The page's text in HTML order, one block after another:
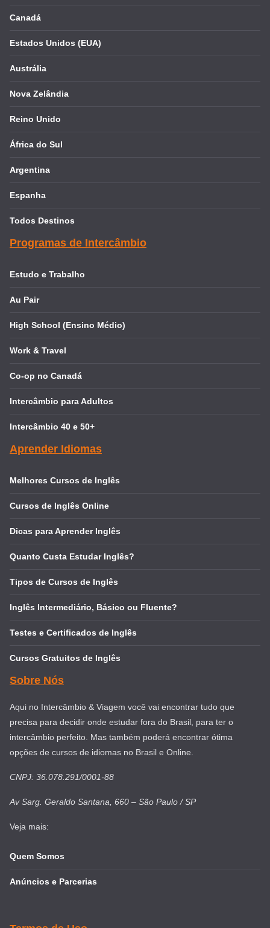
Canadá
Estados Unidos (EUA)
Austrália
Nova Zelândia
Reino Unido
África do Sul
Argentina
Espanha
Todos Destinos
Programas de Intercâmbio
Estudo e Trabalho
Au Pair
High School (Ensino Médio)
Work & Travel
Co-op no Canadá
Intercâmbio para Adultos
Intercâmbio 40 e 50+
Aprender Idiomas
Melhores Cursos de Inglês
Cursos de Inglês Online
Dicas para Aprender Inglês
Quanto Custa Estudar Inglês?
Tipos de Cursos de Inglês
Inglês Intermediário, Básico ou Fluente?
Testes e Certificados de Inglês
Cursos Gratuitos de Inglês
Sobre Nós
Aqui no Intercâmbio & Viagem você vai encontrar tudo que
precisa para decidir onde estudar fora do Brasil, para ter o
intercâmbio perfeito. Mas também poderá encontrar ótima
opções de cursos de idiomas no Brasil e Online.
CNPJ: 36.078.291/0001-88
Av Sarg. Geraldo Santana, 660 – São Paulo / SP
Veja mais:
Quem Somos
Anúncios e Parcerias